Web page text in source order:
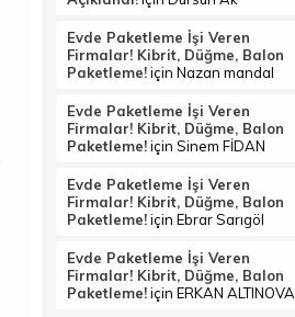
Evde Paketleme İşi Veren
Firmalar! Kibrit, Düğme, Balon
Paketleme!için Nazan mandal
Evde Paketleme İşi Veren
Firmalar! Kibrit, Düğme, Balon
Paketleme!için Sinem FİDAN
Evde Paketleme İşi Veren
Firmalar! Kibrit, Düğme, Balon
Paketleme!için Ebrar Sarıgöl
Evde Paketleme İşi Veren
Firmalar! Kibrit, Düğme, Balon
Paketleme!için ERKAN ALTINOVA